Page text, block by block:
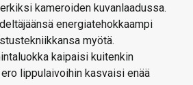
kameroiden kuvanlaadussa.
energiatehokkaampi
myötä.
kaipaisi kuitenkin
lippulaivoihin kasvaisi enää